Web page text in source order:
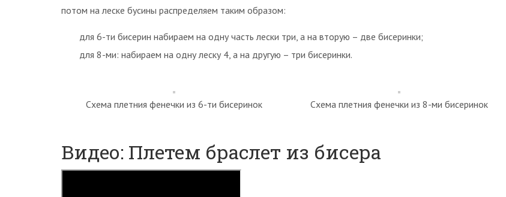
потом на леске бусины распределяем таким образом:
для 6-ти бисерин набираем на одну часть лески три, а на вторую – две бисеринки;
для 8-ми: набираем на одну леску 4, а на другую – три бисеринки.
Схема плетния фенечки из 6-ти бисеринок Схема плетния фенечки из 8-ми бисеринок
Видео: Плетем браслет из бисера